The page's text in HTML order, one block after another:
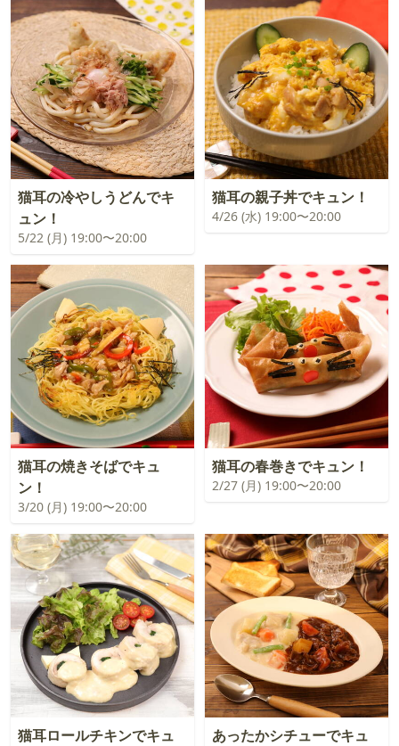
猫耳の冷やしうどんでキ
ュン！
5/22 (月) 19:00〜20:00
猫耳の親子丼でキュン！
4/26 (水) 19:00〜20:00
猫耳の焼きそばでキュ
ン！
3/20 (月) 19:00〜20:00
猫耳の春巻きでキュン！
2/27 (月) 19:00〜20:00
猫耳ロールチキンでキュ
あったかシチューでキュ